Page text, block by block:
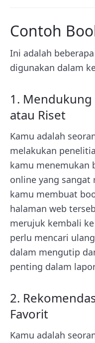
Contoh
Ini adalah
digunakan dalam
1.
atau Riset
Kamu adalah
melakukan
kamu menemukan
online yang sangat
kamu membuat
halaman web
merujuk kembali
perlu mencari
dalam mengutip
penting dalam
2.
Favorit
Kamu adalah